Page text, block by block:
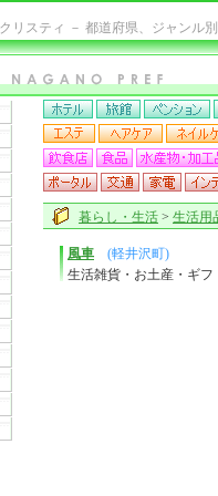
クリスティ － 都道府県、ジャンル
暮らし・生活 > 生活用
風車
(軽井沢町)
生活雑貨・お土産・ギ